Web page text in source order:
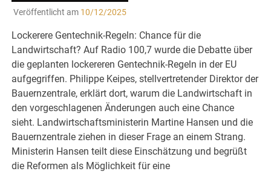
Veröffentlicht am 10/12/2025
Lockerere Gentechnik-Regeln: Chance für die
Landwirtschaft? Auf Radio 100,7 wurde die Debatte über
die geplanten lockereren Gentechnik-Regeln in der EU
aufgegriffen. Philippe Keipes, stellvertretender Direktor der
Bauernzentrale, erklärt dort, warum die Landwirtschaft in
den vorgeschlagenen Änderungen auch eine Chance
sieht. Landwirtschaftsministerin Martine Hansen und die
Bauernzentrale ziehen in dieser Frage an einem Strang.
Ministerin Hansen teilt diese Einschätzung und begrüßt
die Reformen als Möglichkeit für eine